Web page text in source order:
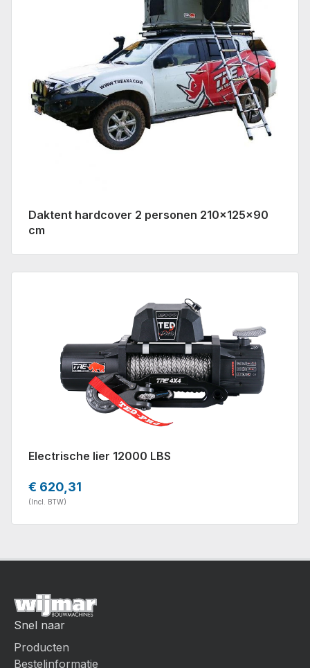
Daktent hardcover 2 personen 210x125x90
cm
Electrische lier 12000 LBS
€ 620,31
(Incl. BTW)
Snel naar
Producten
Bestelinformatie